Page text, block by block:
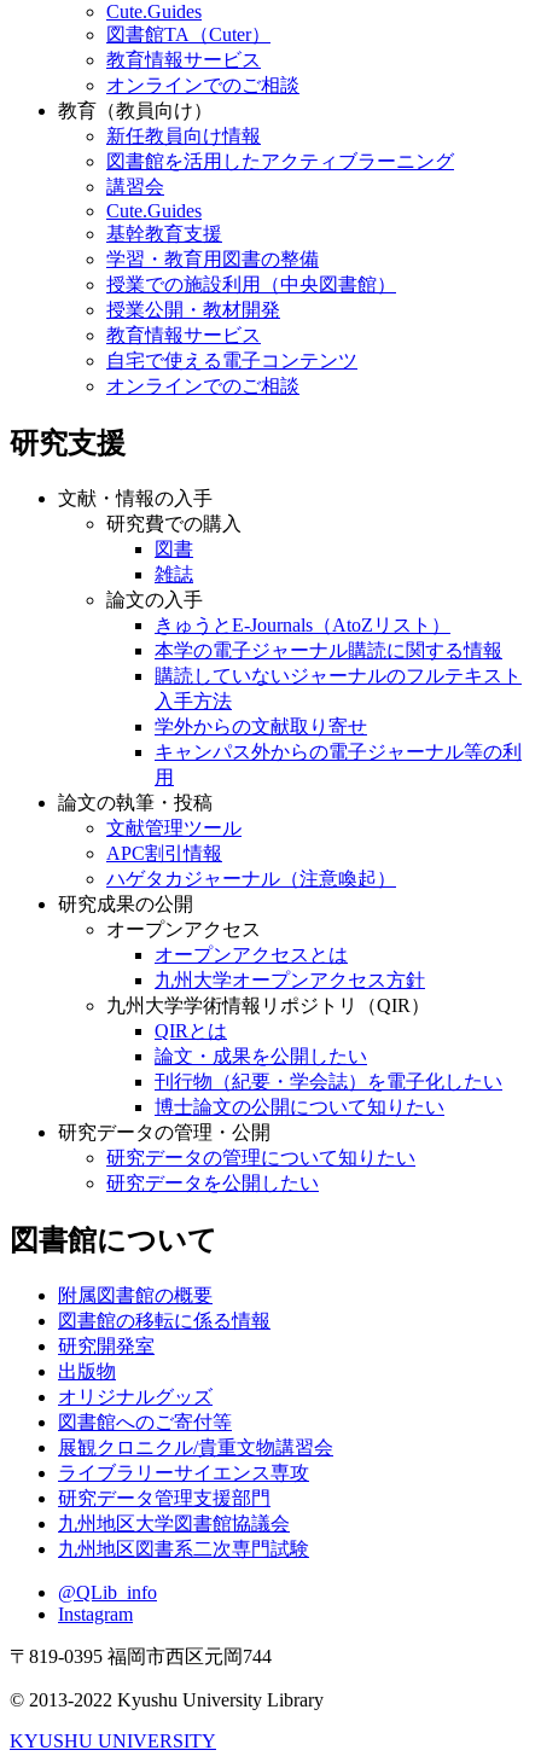
Cute.Guides
図書館TA（Cuter）
教育情報サービス
オンラインでのご相談
教育（教員向け）
新任教員向け情報
図書館を活用したアクティブラーニング
講習会
Cute.Guides
基幹教育支援
学習・教育用図書の整備
授業での施設利用（中央図書館）
授業公開・教材開発
教育情報サービス
自宅で使える電子コンテンツ
オンラインでのご相談
研究支援
文献・情報の入手
研究費での購入
図書
雑誌
論文の入手
きゅうとE-Journals（AtoZリスト）
本学の電子ジャーナル購読に関する情報
購読していないジャーナルのフルテキスト
入手方法
学外からの文献取り寄せ
キャンパス外からの電子ジャーナル等の利
用
論文の執筆・投稿
文献管理ツール
APC割引情報
ハゲタカジャーナル（注意喚起）
研究成果の公開
オープンアクセス
オープンアクセスとは
九州大学オープンアクセス方針
九州大学学術情報リポジトリ（QIR）
QIRとは
論文・成果を公開したい
刊行物（紀要・学会誌）を電子化したい
博士論文の公開について知りたい
研究データの管理・公開
研究データの管理について知りたい
研究データを公開したい
図書館について
附属図書館の概要
図書館の移転に係る情報
研究開発室
出版物
オリジナルグッズ
図書館へのご寄付等
展観クロニクル/貴重文物講習会
ライブラリーサイエンス専攻
研究データ管理支援部門
九州地区大学図書館協議会
九州地区図書系二次専門試験
@QLib_info
Instagram
〒819-0395 福岡市西区元岡744
© 2013-2022 Kyushu University Library
KYUSHU UNIVERSITY